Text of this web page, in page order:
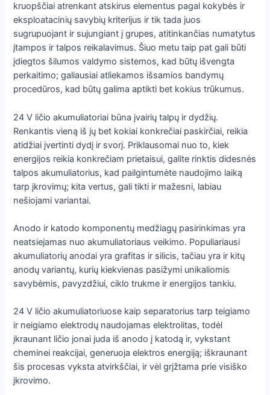
kruopščiai atrenkant atskirus elementus pagal kokybės ir
eksploatacinių savybių kriterijus ir tik tada juos
sugrupuojant ir sujungiant į grupes, atitinkančias numatytus
įtampos ir talpos reikalavimus. Šiuo metu taip pat gali būti
įdiegtos šilumos valdymo sistemos, kad būtų išvengta
perkaitimo; galiausiai atliekamos išsamios bandymų
procedūros, kad būtų galima aptikti bet kokius trūkumus.
24 V ličio akumuliatoriai būna įvairių talpų ir dydžių.
Renkantis vieną iš jų bet kokiai konkrečiai paskirčiai, reikia
atidžiai įvertinti dydį ir svorį. Priklausomai nuo to, kiek
energijos reikia konkrečiam prietaisui, galite rinktis didesnės
talpos akumuliatorius, kad pailgintumėte naudojimo laiką
tarp įkrovimų; kita vertus, gali tikti ir mažesni, labiau
nešiojami variantai.
Anodo ir katodo komponentų medžiagų pasirinkimas yra
neatsiejamas nuo akumuliatoriaus veikimo. Populiariausi
akumuliatorių anodai yra grafitas ir silicis, tačiau yra ir kitų
anodų variantų, kurių kiekvienas pasižymi unikaliomis
savybėmis, pavyzdžiui, ciklo trukme ir energijos tankiu.
24 V ličio akumuliatoriuose kaip separatorius tarp teigiamo
ir neigiamo elektrodų naudojamas elektrolitas, todėl
įkraunant ličio jonai juda iš anodo į katodą ir, vykstant
cheminei reakcijai, generuoja elektros energiją; iškraunant
šis procesas vyksta atvirkščiai, ir vėl grįžtama prie visiško
įkrovimo.